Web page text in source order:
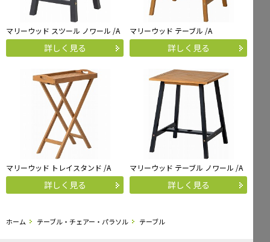
マリーウッド スツール ノワール /A
詳しく見る
マリーウッド テーブル /A
詳しく見る
マリーウッド トレイスタンド /A
詳しく見る
マリーウッド テーブル ノワール /A
詳しく見る
ホーム テーブル・チェアー・パラソル テーブル